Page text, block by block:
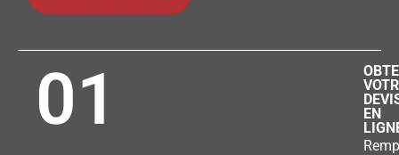
01
EN